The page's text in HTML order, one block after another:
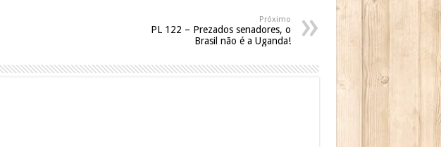
Próximo
PL 122 – Prezados senadores, o
Brasil não é a Uganda!